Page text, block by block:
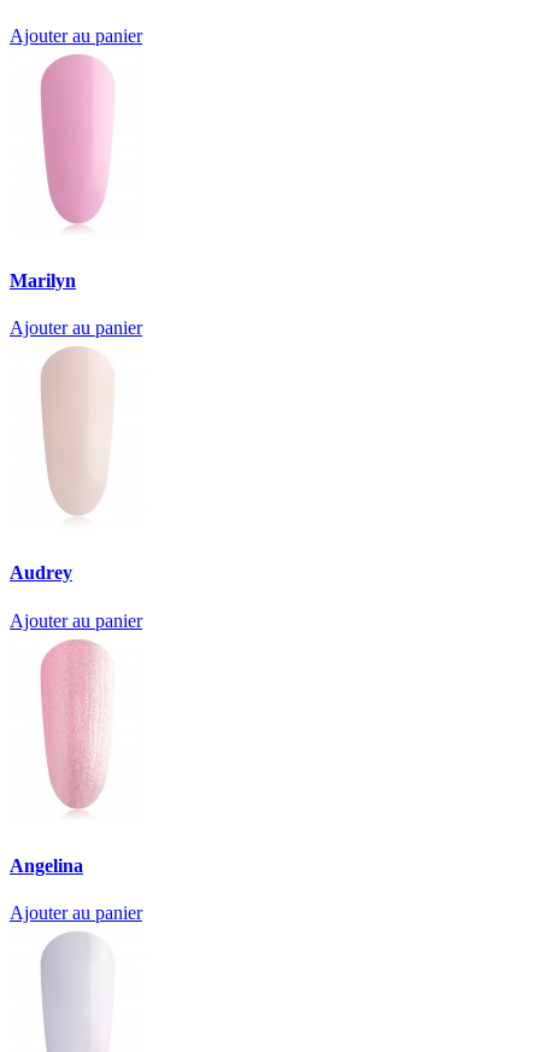
Ajouter au panier
Marilyn
Ajouter au panier
Audrey
Ajouter au panier
Angelina
Ajouter au panier